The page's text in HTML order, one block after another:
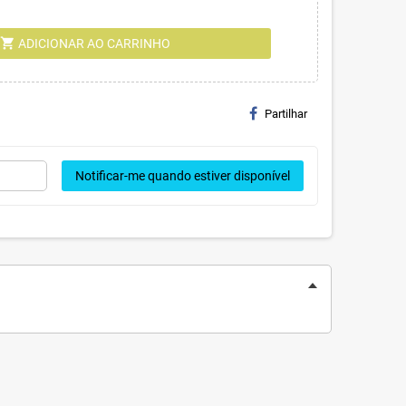
shopping_cart ADICIONAR AO CARRINHO
Partilhar
Notificar-me quando estiver disponível